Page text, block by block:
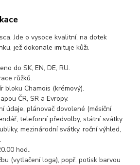
Jde o vysoce kvalitní, na dotek
jež dokonale imituje kůži.
do SK, EN, DE, RU.
růžků.
bloku Chamois (krémový).
ČR, SR a Evropy.
údaje, plánovač dovolené (měsíční
telefonní předvolby, státní svátky
mezinárodní svátky, roční výhled,
hod..
(vytlačení loga), popř. potisk barvou